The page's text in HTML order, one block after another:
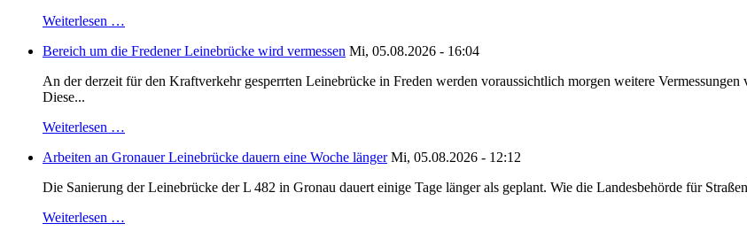
Weiterlesen …
Bereich um die Fredener Leinebrücke wird vermessen Mi, 05.08.2026 - 16:04
An der derzeit für den Kraftverkehr gesperrten Leinebrücke in Freden werden voraussichtlich morgen weitere
Diese...
Weiterlesen …
Arbeiten an Gronauer Leinebrücke dauern eine Woche länger Mi, 05.08.2026 - 12:12
Die Sanierung der Leinebrücke der L 482 in Gronau dauert einige Tage länger als geplant. Wie die Landesbehörde für
Weiterlesen …